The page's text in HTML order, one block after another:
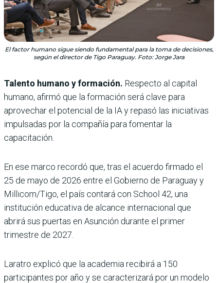
El factor humano sigue siendo fundamental para la toma de decisiones,
según el director de Tigo Paraguay. Foto: Jorge Jara
Talento humano y formación. Respecto al capital
humano, afirmó que la formación será clave para
aprovechar el potencial de la IA y repasó las iniciativas
impulsadas por la compañía para fomentar la
capacitación.
En ese marco recordó que, tras el acuerdo firmado el
25 de mayo de 2026 entre el Gobierno de Paraguay y
Millicom/Tigo, el país contará con School 42, una
institución educativa de alcance internacional que
abrirá sus puertas en Asunción durante el primer
trimestre de 2027.
Laratro explicó que la academia recibirá a 150
participantes por año y se caracterizará por un modelo